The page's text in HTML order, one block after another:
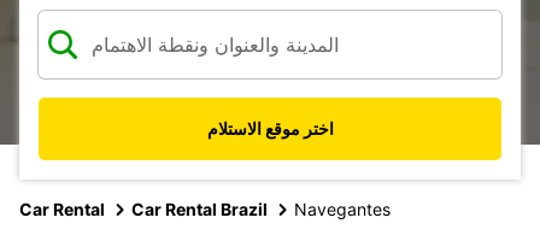
اختر موقع الاستلام
Car Rental Car Rental Brazil Navegantes